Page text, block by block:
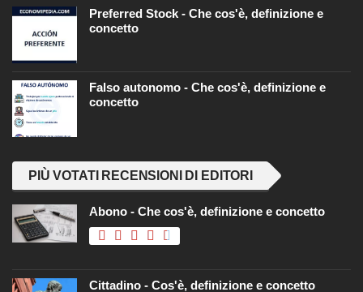
Preferred Stock - Che cos'è, definizione e
concetto
Falso autonomo - Che cos'è, definizione e
concetto
PIÙ VOTATI RECENSIONI DI EDITORI
Abono - Che cos'è, definizione e concetto
Cittadino - Cos'è, definizione e concetto